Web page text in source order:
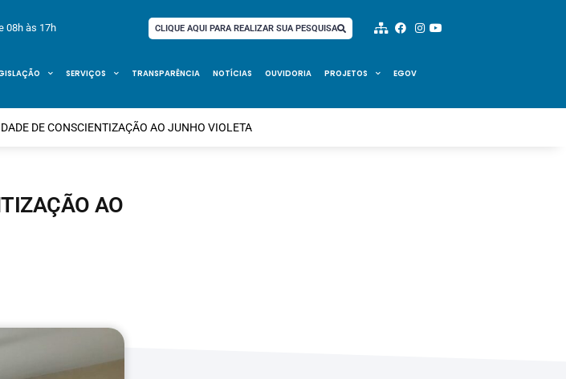
08h às 17h CLIQUE AQUI PARA REALIZAR SUA PESQUISA
SERVIÇOS TRANSPARÊNCIA NOTÍCIAS OUVIDORIA PROJETOS EGOV
DE CONSCIENTIZAÇÃO AO JUNHO VIOLETA
AO